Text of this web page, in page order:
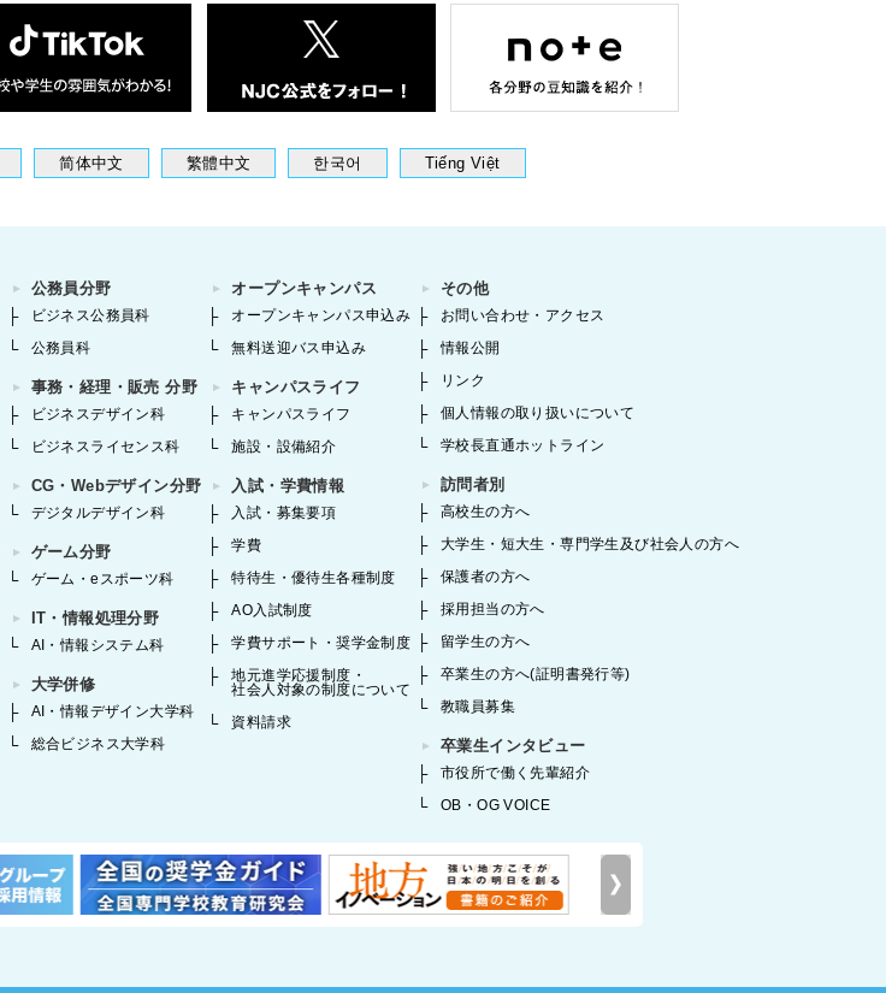
简体中文 繁體中文 한국어 Tiếng Việt
公務員分野
ビジネス公務員科
公務員科
事務・経理・販売 分野
ビジネスデザイン科
ビジネスライセンス科
CG・Webデザイン分野
デジタルデザイン科
ゲーム分野
ゲーム・eスポーツ科
IT・情報処理分野
AI・情報システム科
大学併修
AI・情報デザイン大学科
総合ビジネス大学科
オープンキャンパス
オープンキャンパス申込み
無料送迎バス申込み
キャンパスライフ
キャンパスライフ
施設・設備紹介
入試・学費情報
入試・募集要項
学費
特待生・優待生各種制度
AO入試制度
学費サポート・奨学金制度
地元進学応援制度・
社会人対象の制度について
資料請求
その他
お問い合わせ・アクセス
情報公開
リンク
個人情報の取り扱いについて
学校長直通ホットライン
訪問者別
高校生の方へ
大学生・短大生・専門学生及び社会人の方へ
保護者の方へ
採用担当の方へ
留学生の方へ
卒業生の方へ(証明書発行等)
教職員募集
卒業生インタビュー
市役所で働く先輩紹介
OB・OG VOICE